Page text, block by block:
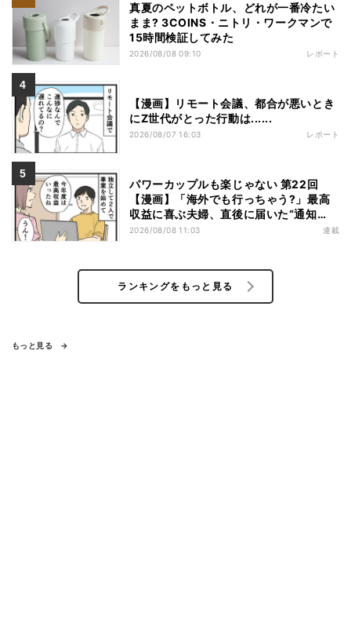
真夏のペットボトル、どれが一番冷たい
まま? 3COINS・ニトリ・ワークマンで
15時間検証してみた
2026/08/08 09:10 レポート
【漫画】リモート会議、都合が悪いとき
にZ世代がとった行動は......
2026/08/07 16:03 レポート
パワーカップルも楽じゃない 第22回
【漫画】「海外でも行っちゃう?」最高
収益に喜ぶ夫婦、直後に届いた“通知
書”で現実に戻された
2026/08/08 11:03 連載
ランキングをもっと見る
もっと見る